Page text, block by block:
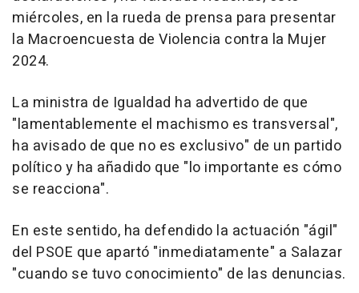
miércoles, en la rueda de prensa para presentar
la Macroencuesta de Violencia contra la Mujer
2024.
La ministra de Igualdad ha advertido de que
"lamentablemente el machismo es transversal",
ha avisado de que no es exclusivo" de un partido
político y ha añadido que "lo importante es cómo
se reacciona".
En este sentido, ha defendido la actuación "ágil"
del PSOE que apartó "inmediatamente" a Salazar
"cuando se tuvo conocimiento" de las denuncias.